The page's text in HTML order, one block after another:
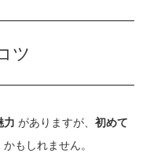
ツ
力 がありますが、 初めて
かもしれません。